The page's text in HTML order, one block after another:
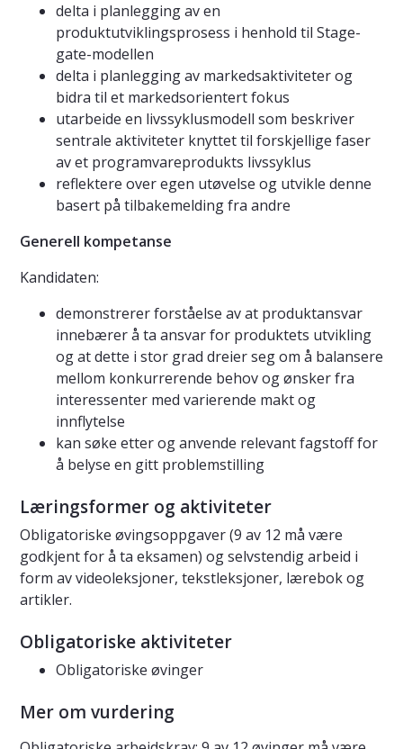
delta i planlegging av en
produktutviklingsprosess i henhold til Stage-
gate-modellen
delta i planlegging av markedsaktiviteter og
bidra til et markedsorientert fokus
utarbeide en livssyklusmodell som beskriver
sentrale aktiviteter knyttet til forskjellige faser
av et programvareprodukts livssyklus
reflektere over egen utøvelse og utvikle denne
basert på tilbakemelding fra andre
Generell kompetanse
Kandidaten:
demonstrerer forståelse av at produktansvar
innebærer å ta ansvar for produktets utvikling
og at dette i stor grad dreier seg om å balansere
mellom konkurrerende behov og ønsker fra
interessenter med varierende makt og
innflytelse
kan søke etter og anvende relevant fagstoff for
å belyse en gitt problemstilling
Læringsformer og aktiviteter
Obligatoriske øvingsoppgaver (9 av 12 må være
godkjent for å ta eksamen) og selvstendig arbeid i
form av videoleksjoner, tekstleksjoner, lærebok og
artikler.
Obligatoriske aktiviteter
Obligatoriske øvinger
Mer om vurdering